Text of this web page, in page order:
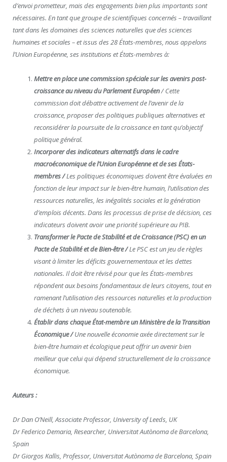
d’envoi prometteur, mais des engagements bien plus importants sont
nécessaires. En tant que groupe de scientifiques concernés – travaillant
tant dans les domaines des sciences naturelles que des sciences
humaines et sociales – et issus des 28 États-membres, nous appelons
l’Union Européenne, ses institutions et États-membres à:
Mettre en place une commission spéciale sur les avenirs post-
croissance au niveau du Parlement Européen/ Cette
commission doit débattre activement de l’avenir de la
croissance, proposer des politiques publiques alternatives et
reconsidérer la poursuite de la croissance en tant qu’objectif
politique général.
Incorporer des indicateurs alternatifs dans le cadre
macroéconomique de l’Union Européenne et de ses États-
membres /Les politiques économiques doivent être évaluées en
fonction de leur impact sur le bien-être humain, l’utilisation des
ressources naturelles, les inégalités sociales et la génération
d’emplois décents. Dans les processus de prise de décision, ces
indicateurs doivent avoir une priorité supérieure au PIB.
Transformer le Pacte de Stabilité et de Croissance (PSC) en un
Pacte de Stabilité et de Bien-être /Le PSC est un jeu de règles
visant à limiter les déficits gouvernementaux et les dettes
nationales. Il doit être révisé pour que les États-membres
répondent aux besoins fondamentaux de leurs citoyens, tout en
ramenant l’utilisation des ressources naturelles et la production
de déchets à un niveau soutenable.
Établir dans chaque État-membre un Ministère de la Transition
Économique /Une nouvelle économie axée directement sur le
bien-être humain et écologique peut offrir un avenir bien
meilleur que celui qui dépend structurellement de la croissance
économique.
Auteurs :
Dr Dan O’Neill, Associate Professor, University of Leeds, UK
Dr Federico Demaria, Researcher, Universitat Autònoma de Barcelona,
Spain
Dr Giorgos Kallis, Professor, Universitat Autònoma de Barcelona, Spain